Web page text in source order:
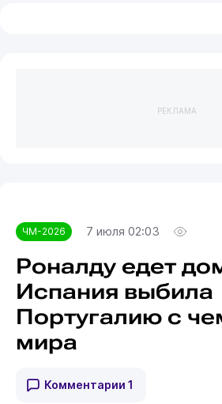
РЕКЛАМА
ЧМ-2026 7 июля 02:03
Роналду едет
Испания выбила
Португалию с
мира
Комментарии 1